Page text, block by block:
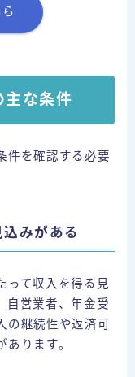
主な条件
件を確認する必要
みがある
って収入を得る見
自営業者、年金受
の継続性や返済可
ります。